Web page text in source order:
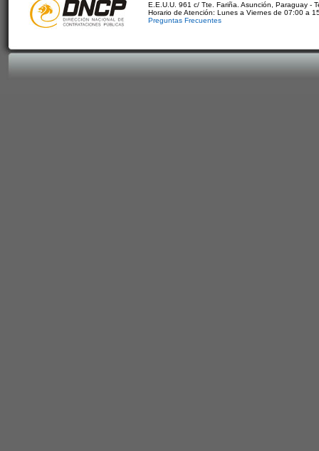
E.E.U.U. 961 c/ Tte. Fariña. Asunción, Paraguay -
Horario de Atención: Lunes a Viernes de 07:00 a
Preguntas Frecuentes